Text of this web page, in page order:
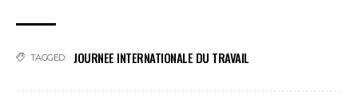
TAGGED: JOURNEE INTERNATIONALE DU TRAVAIL